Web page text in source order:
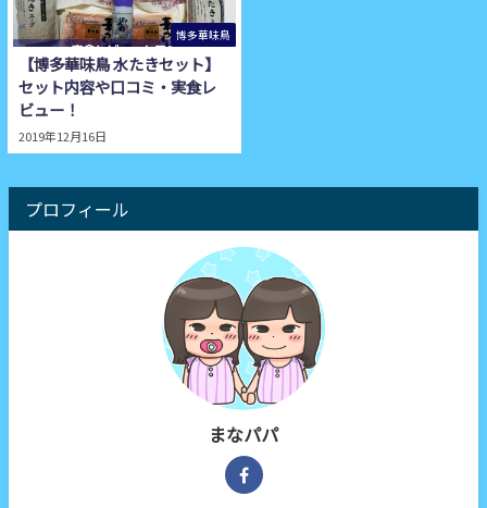
博多華味鳥
【博多華味鳥 水たきセット】
セット内容や口コミ・実食レ
ビュー！
2019年12月16日
プロフィール
まなパパ